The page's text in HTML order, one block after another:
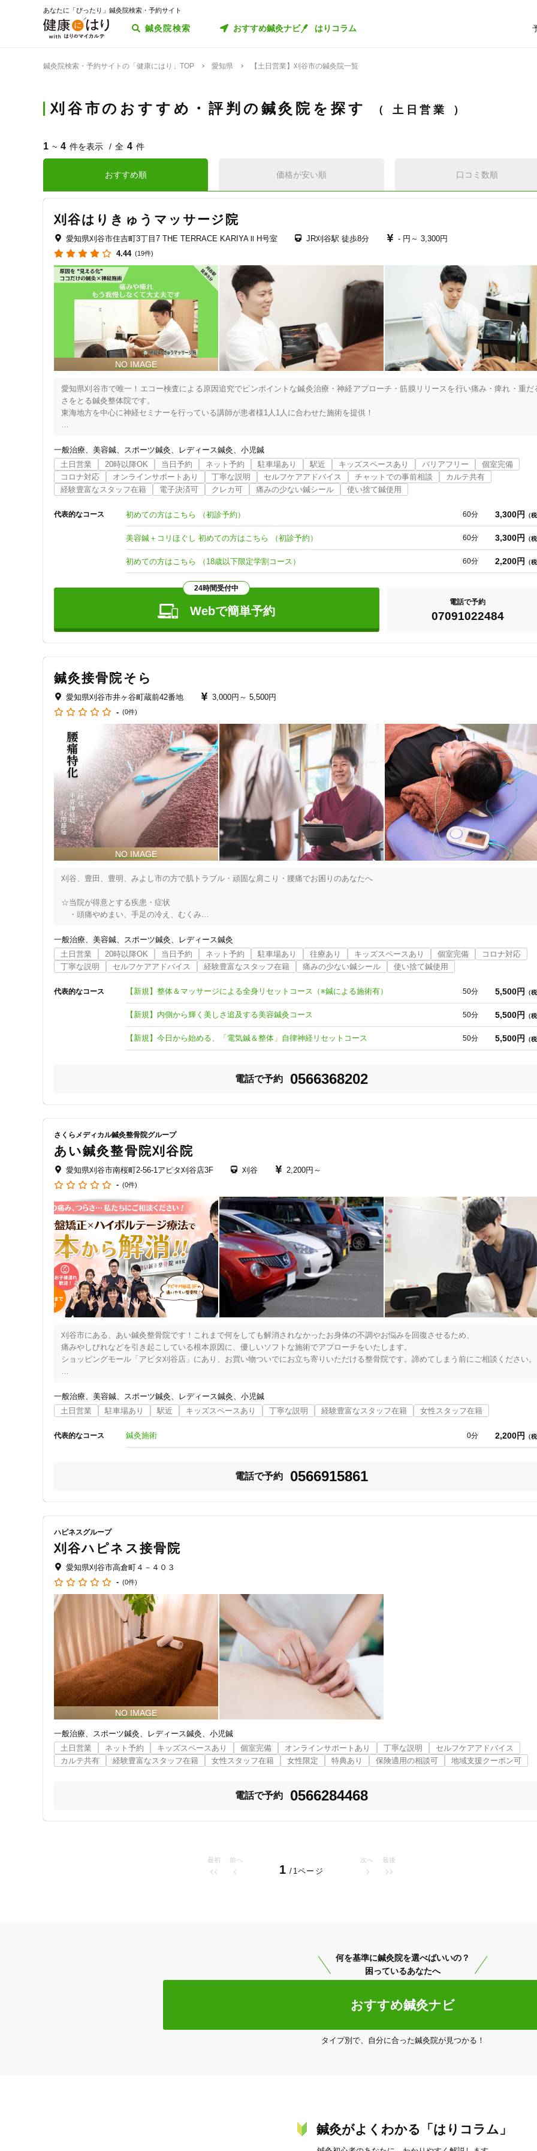
あなたに「ぴったり」鍼灸院検索・予約サイト
鍼灸院検索 おすすめ鍼灸ナビ はりコラム
鍼灸院検索・予約サイトの「健康にはり」TOP 愛知県 【土日営業】刈谷市の鍼灸院一覧
刈谷市のおすすめ・評判の鍼灸院を探す 土日営業
レディ
土日営業 20時以降OK 当日予約
通院手段の特徴
駐車場あり 駅近 往療あり
設備の特徴
キッズスペースあり バリアフリー
コロナ対応 オンラインサポートあり 丁寧な説明
カルテ共有
支払いに関する特徴
キーワード
4 件 検索結果を見る
1 ~ 4 件を表示 全 4 件
おすすめ順 価格が安い順 口コミ数順
刈谷はりきゅうマッサージ院
愛知県刈谷市住吉町3丁目7 THE TERRACE KARIYA Ⅱ H号室 JR刈谷駅 徒歩8分 - 円～ 3,300円
4.44 (19件)
愛知県刈谷市で唯一！エコー検査による原因追究でピンポイントな鍼灸治療・神経アプローチ・筋膜リリースを行い痛み・痺れ・重だ
さをとる鍼灸整体院です。
東海地方を中心に神経セミナーを行っている講師が患者様1人1人に合わせた施術を提供！
・当院は問診に力を入れておりお困りごとに対ししっかり寄り添います
・エコーで痛みの部位を随時確認し患者様に説明します
・エコーで原因を見ながら鍼施術・神経施術を行うことにより負担が少なくより早く症状の改善を目指します
【得意としている症状】
頭痛・自律神経の乱れ・肩こり・四十肩・五十肩・手の痺れ・腰痛・ぎっくり腰・腰のヘルニア・脊柱管狭窄症・股関節痛・ひざ痛・足
の痺れ・スポーツ障害
による痛み・痺れ・重だるさに対ししっかり対応できます。
※屋内駐車場2台完備、雨の日でも安心してお越しいただけます。
お越し頂いた際にはエレベーターで2階へいらしてください。
詳しくはホームページでご確認ください
【その他】
刈谷市立住吉小学校徒歩3分
刈谷豊田総合病院徒歩7分
JR刈谷駅徒歩8分
男女別トイレ完備・着替えスペースあり
一般治療 美容鍼 スポーツ鍼灸 レディース鍼灸
小児鍼
土日営業
20時以降OK 当日予約 ネット予約 駐車場あり 駅近 キッズスペースあり バリアフリー
個室完備
コロナ対応
オンラインサポートあり 丁寧な説明 セルフケアアドバイス チャットでの事前相談
カルテ共有
経験豊富なスタッフ在籍
電子決済可 クレカ可 痛みの少ない鍼シール 使い捨て鍼使用
代表的なコース 初めての方はこちら （初診予約） 60分 3,300円 （
美容鍼＋コリほぐし 初めての方はこちら （初診予約） 60分 3,300円 （
初めての方はこちら （18歳以下限定学割コース） 60分 2,200円 （
24時間受付中
Webで簡単予約
電話で予約
07091022484
鍼灸接骨院そら
愛知県刈谷市井ヶ谷町蔵前42番地 3,000円～ 5,500円
- (0件)
刈谷、豊田、豊明、みよし市の方で肌トラブル・頑固な肩こり・腰痛でお困りのあなたへ
☆当院が得意とする疾患・症状
・頭痛やめまい、手足の冷え、むくみ
・乾燥しやすくメイクのノリが悪い、メイクが浮くなど肌トラブル
・頑固な肩こり、首こり
・身体が硬い
・腰痛（腰椎椎間板ヘルニア・脊柱管狭窄症）からの痛みやシビレ
・階段の上り下りで膝に痛みがある、膝の水（関節液）を注射で抜いている
※ここ数年は病院や接骨院、民間のもみほぐし店などから来院される方が多く、また口コミや紹介で来院される方も多数
豊富な経験で頑固な腰痛、腰部椎間板ヘルニア、脊柱管狭窄症、坐骨神経痛の施術を得意とし、どこに通っても良くならなかった慢性・
③個室による完全なプライベート空間でゆったりと施術で心も身体もほっこり
空気清浄機で常にクリーンな空間に保ち、アロマの香りで日ごろのストレスもリフレッシュ
☆その他のメリット
・完全予約＆貸切による施術のため、小さなお子様連れでもOK＆飲食も可
・鍼も含め衛生材料はすべて使い捨てのものを使用で安心安全
★ご注意いただきたいこと
当院ではお客様により良いサービスを提供するため、ご予約はネット予約でお願いいたします
一般治療 美容鍼 スポーツ鍼灸
レディース鍼灸
土日営業
20時以降OK 当日予約 ネット予約 駐車場あり 往療あり キッズスペースあり 個室完備
コロナ対応
丁寧な説明
セルフケアアドバイス 経験豊富なスタッフ在籍 痛みの少ない鍼シール 使い捨て鍼使用
代表的なコース 【新規】整体＆マッサージによる全身リセットコース（※鍼による施術有） 50分 5,500円 （
【新規】内側から輝く美しさ追及する美容鍼灸コース 50分 5,500円 （
【新規】今日から始める、「電気鍼＆整体」自律神経リセットコース 50分 5,500円 （
電話で予約 0566368202
さくらメディカル鍼灸整骨院グループ
あい鍼灸整骨院刈谷院
愛知県刈谷市南桜町2-56-1アピタ刈谷店3F 刈谷
2,200円～
- (0件)
刈谷市にある、あい鍼灸整骨院です！これまで何をしても解消されなかったお身体の不調やお悩みを回復させるため、
痛みやしびれなどを引き起こしている根本原因に、優しいソフトな施術でアプローチをいたします。
ショッピングモール「アピタ刈谷店」にあり、お買い物ついでにお立ち寄りいただける整骨院です。諦めてしまう前にご相談ください。
①一人一人の生活まで考えたカウンセリングをおこないます
施術前に、しっかりとカウンセリングをおこないます。
相談しやすい環境、雰囲気を大切にし、どのような施術をするかをご説明いたします。
お客様と一緒に、未来の自分の目標を叶えていけるお身体を目指します。
産後のつらい不調で悩んでいても、「子どもが気になって施術を受けられない。」そのようなお悩みがある方でもしっかりと対応いたし
③予約優先制で、施術にはスムーズにご案内いたします
お待ちいただく時間を少なくするために予約優先制で受付しています。
また、当日でも予約状況しだいで対応できますので、お気軽にお電話ください。（店頭予約も可）
アピタ刈谷店3Fで生活の一部で通いやすく、土曜日、日曜日、祝日も20時まで営業していますので、お仕事帰りでも通いやすい環境で
す。
※定休日は第3日曜日のみ
⑤施術以外での日常生活指導もおこないます
施術はもちろんのこと、生活の過ごし方のアドバイスや近々の予定までにあわせた施術プランをしっかりと考え、ご自身でもお身体のケ
アができるように、ストレッチや筋トレ指導をおこないます。
一般治療 美容鍼 スポーツ鍼灸 レディース鍼灸
小児鍼
土日営業
駐車場あり 駅近 キッズスペースあり 丁寧な説明 経験豊富なスタッフ在籍 女性スタッフ在籍
代表的なコース 鍼灸施術 0分 2,200円 （
電話で予約 0566915861
ハピネスグループ
刈谷ハピネス接骨院
愛知県刈谷市高倉町４－４０３
- (0件)
一般治療 スポーツ鍼灸 レディース鍼灸
小児鍼
土日営業
ネット予約 キッズスペースあり 個室完備 オンラインサポートあり 丁寧な説明
セルフケアアドバイス
カルテ共有
経験豊富なスタッフ在籍 女性スタッフ在籍 女性限定 特典あり 保険適用の相談可 地域支援クーポン可
電話で予約 0566284468
最初 前へ
1 /1ページ
次へ 最後
「健康にはりを見た」
何を基準に鍼灸院を選べばいいの？
困っているあなたへ
おすすめ鍼灸ナビ
タイプ別で、自分に合った鍼灸院が見つかる！
鍼灸がよくわかる「はりコラム」